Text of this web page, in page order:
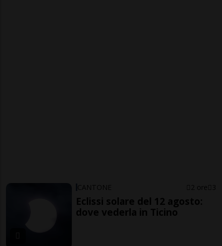
CANTONE 2 ore 3
Eclissi solare del 12 agosto:
dove vederla in Ticino